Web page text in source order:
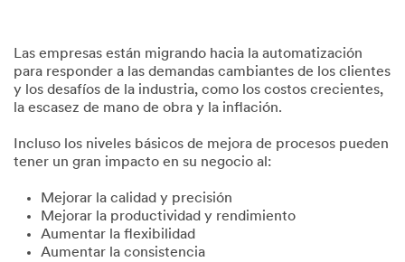
Las empresas están migrando hacia la automatización
para responder a las demandas cambiantes de los clientes
y los desafíos de la industria, como los costos crecientes,
la escasez de mano de obra y la inflación.
Incluso los niveles básicos de mejora de procesos pueden
tener un gran impacto en su negocio al:
Mejorar la calidad y precisión
Mejorar la productividad y rendimiento
Aumentar la flexibilidad
Aumentar la consistencia